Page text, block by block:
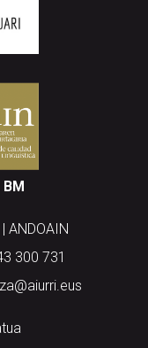
ANDOAIN
300 731